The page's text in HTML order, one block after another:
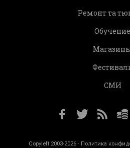
Ремонт та
Обучение
СМИ
Copyleft 2003-2026 · Политика